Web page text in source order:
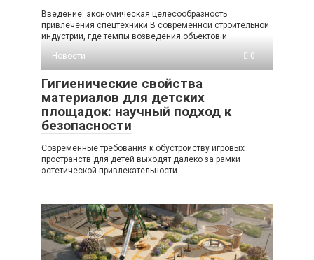
Введение: экономическая целесообразность
привлечения спецтехники В современной строительной
индустрии, где темпы возведения объектов и
Новости
0
Гигиенические свойства
материалов для детских
площадок: научный подход к
безопасности
Современные требования к обустройству игровых
пространств для детей выходят далеко за рамки
эстетической привлекательности